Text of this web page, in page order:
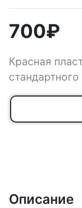
700₽
Красная
Описание